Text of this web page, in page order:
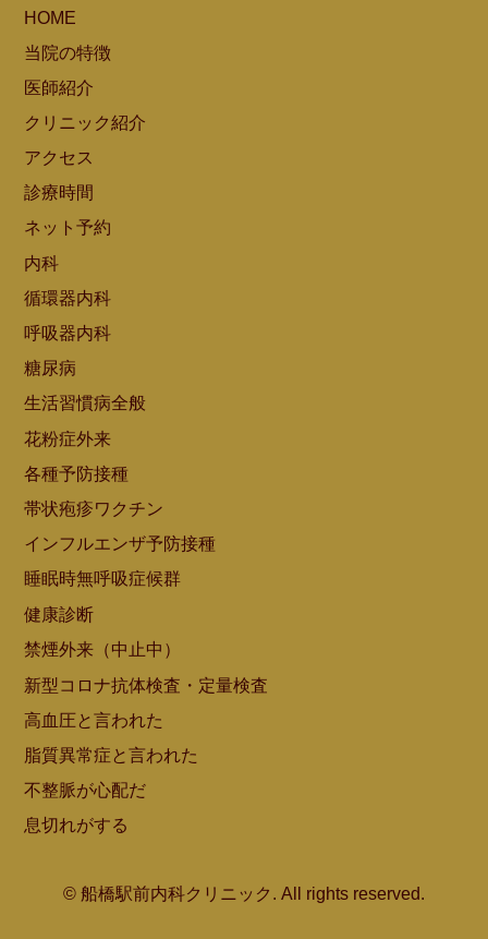
HOME
当院の特徴
医師紹介
クリニック紹介
アクセス
診療時間
ネット予約
内科
循環器内科
呼吸器内科
糖尿病
生活習慣病全般
花粉症外来
各種予防接種
帯状疱疹ワクチン
インフルエンザ予防接種
睡眠時無呼吸症候群
健康診断
禁煙外来（中止中）
新型コロナ抗体検査・定量検査
高血圧と言われた
脂質異常症と言われた
不整脈が心配だ
息切れがする
© 船橋駅前内科クリニック. All rights reserved.